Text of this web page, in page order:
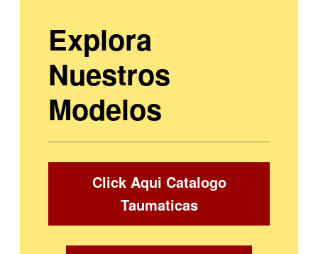
Explora
Nuestros
Modelos
Click Aqui Catalogo
Taumaticas